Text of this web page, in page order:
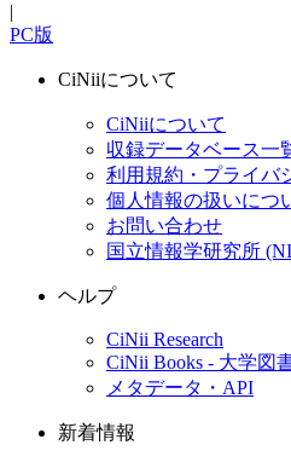
|
PC版
CiNiiについて
CiNiiについて
収録データベース一
利用規約・プライバ
個人情報の扱いにつ
お問い合わせ
国立情報学研究所
ヘルプ
CiNii Research
CiNii Books - 大学図
メタデータ・API
新着情報